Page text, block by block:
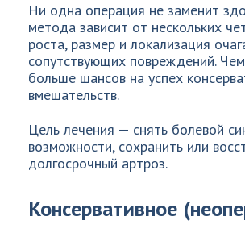
Ни одна операция не заменит
метода зависит от нескольких
роста, размер и локализация
сопутствующих повреждений.
больше шансов на успех
вмешательств.
Цель лечения — снять болевой
возможности, сохранить или
долгосрочный артроз.
Консервативное